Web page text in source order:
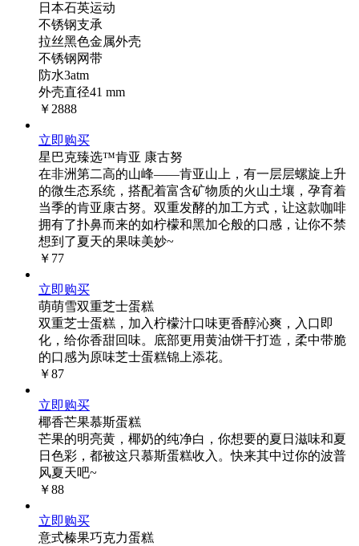
日本石英运动
不锈钢支承
拉丝黑色金属外壳
不锈钢网带
防水3atm
外壳直径41 mm
￥2888
立即购买
星巴克臻选™肯亚 康古努
在非洲第二高的山峰——肯亚山上，有一层层螺旋上升
的微生态系统，搭配着富含矿物质的火山土壤，孕育着
当季的肯亚康古努。双重发酵的加工方式，让这款咖啡
拥有了扑鼻而来的如柠檬和黑加仑般的口感，让你不禁
想到了夏天的果味美妙~
￥77
立即购买
萌萌雪双重芝士蛋糕
双重芝士蛋糕，加入柠檬汁口味更香醇沁爽，入口即
化，给你香甜回味。底部更用黄油饼干打造，柔中带脆
的口感为原味芝士蛋糕锦上添花。
￥87
立即购买
椰香芒果慕斯蛋糕
芒果的明亮黄，椰奶的纯净白，你想要的夏日滋味和夏
日色彩，都被这只慕斯蛋糕收入。快来其中过你的波普
风夏天吧~
￥88
立即购买
意式榛果巧克力蛋糕